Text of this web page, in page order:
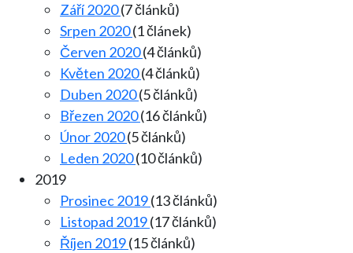
Září 2020(7 článků)
Srpen 2020(1 článek)
Červen 2020(4 článků)
Květen 2020(4 článků)
Duben 2020(5 článků)
Březen 2020(16 článků)
Únor 2020(5 článků)
Leden 2020(10 článků)
2019
Prosinec 2019(13 článků)
Listopad 2019(17 článků)
Říjen 2019(15 článků)